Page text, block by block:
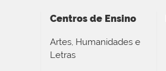
Centros de Ensino
Artes, Humanidades e
Letras